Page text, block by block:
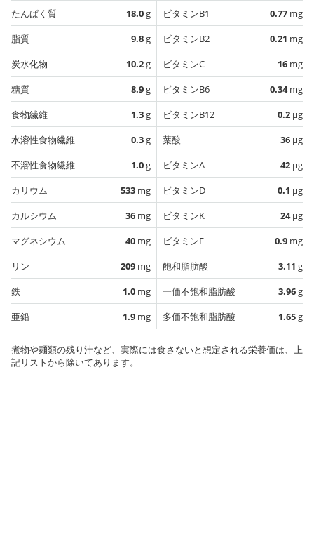
たんぱく質
18.0g
脂質
9.8g
炭水化物
10.2g
糖質
8.9g
食物繊維
1.3g
水溶性食物繊維
0.3g
不溶性食物繊維
1.0g
カリウム
533 mg
カルシウム
36 mg
マグネシウム
40 mg
リン
209 mg
鉄
1.0 mg
亜鉛
1.9 mg
ビタミンB1
0.77 mg
ビタミンB2
0.21 mg
ビタミンC
16 mg
ビタミンB6
0.34mg
ビタミンB12
0.2 µg
葉酸
36 µg
ビタミンA
42 µg
ビタミンD
0.1 µg
ビタミンK
24µg
ビタミンE
0.9 mg
飽和脂肪酸
3.11 g
一価不飽和脂肪酸
3.96g
多価不飽和脂肪酸
1.65g
煮物や麺類の残り汁など、実際には食さないと想定される栄養価は、上
記リストから除いてあります。